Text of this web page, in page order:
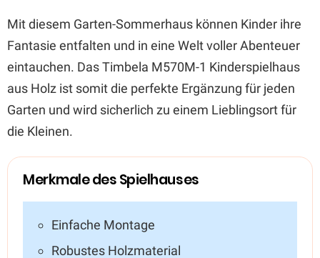
Mit diesem Garten-Sommerhaus können Kinder ihre
Fantasie entfalten und in eine Welt voller Abenteuer
eintauchen. Das Timbela M570M-1 Kinderspielhaus
aus Holz ist somit die perfekte Ergänzung für jeden
Garten und wird sicherlich zu einem Lieblingsort für
die Kleinen.
Merkmale des Spielhauses
Einfache Montage
Robustes Holzmaterial